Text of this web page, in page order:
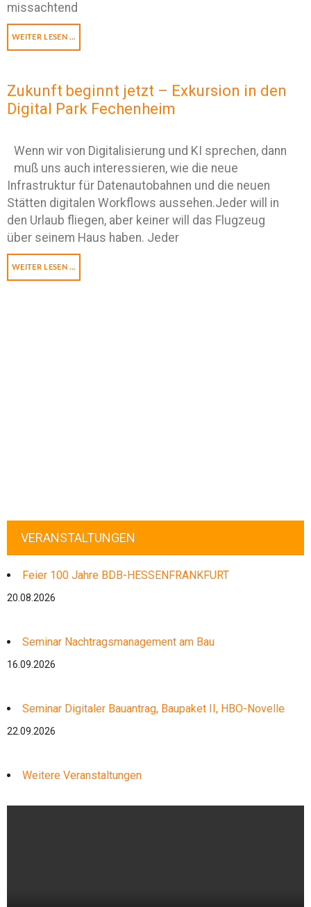
missachtend
WEITER LESEN …
Zukunft beginnt jetzt – Exkursion in den
Digital Park Fechenheim
Wenn wir von Digitalisierung und KI sprechen, dann
muß uns auch interessieren, wie die neue
Infrastruktur für Datenautobahnen und die neuen
Stätten digitalen Workflows aussehen.Jeder will in
den Urlaub fliegen, aber keiner will das Flugzeug
über seinem Haus haben. Jeder
WEITER LESEN …
VERANSTALTUNGEN
Feier 100 Jahre BDB-HESSENFRANKFURT
20.08.2026
Seminar Nachtragsmanagement am Bau
16.09.2026
Seminar Digitaler Bauantrag, Baupaket II, HBO-Novelle
22.09.2026
Weitere Veranstaltungen